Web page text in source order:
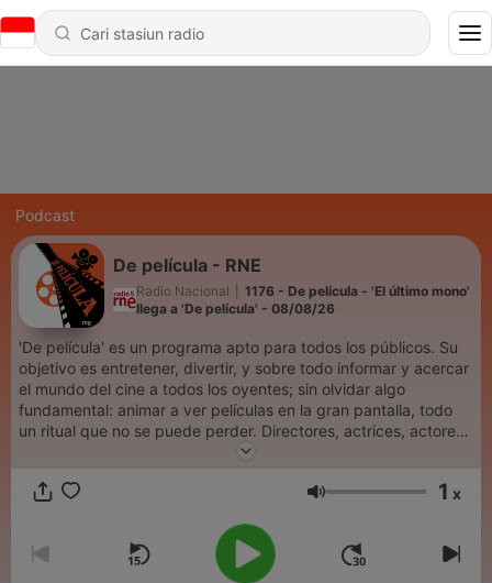
Podcast
De película - RNE
Radio Nacional
1176 - De película - 'El último mono'
llega a 'De película' - 08/08/26
'De película' es un programa apto para todos los públicos. Su
objetivo es entretener, divertir, y sobre todo informar y acercar
el mundo del cine a todos los oyentes; sin olvidar algo
fundamental: animar a ver películas en la gran pantalla, todo
un ritual que no se puede perder. Directores, actrices, actores,
músicos, guionistas... Todos y cada uno de ellos son
centramos nuestra atención en estrenos, visitas
retrospectivas, bandas sonoras, taquilla...
Volume 1 x